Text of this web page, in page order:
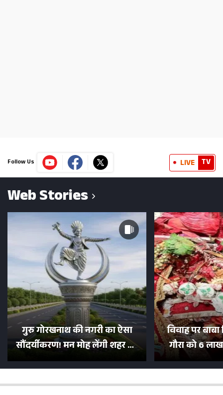
Follow Us LIVE TV
Web Stories
गुरु गोरखनाथ की नगरी का ऐसा
सौंदर्यीकरण! मन मोह लेंगी शहर की
सड़कें; देखें Photos
विवाह पर
गौरा को 6
500 भक्तों